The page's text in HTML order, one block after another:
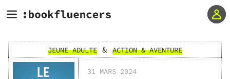
JEUNE ADULTE & ACTION & AVENTURE
31 MARS 2024